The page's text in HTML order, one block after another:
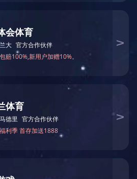
静音无油空气压缩机